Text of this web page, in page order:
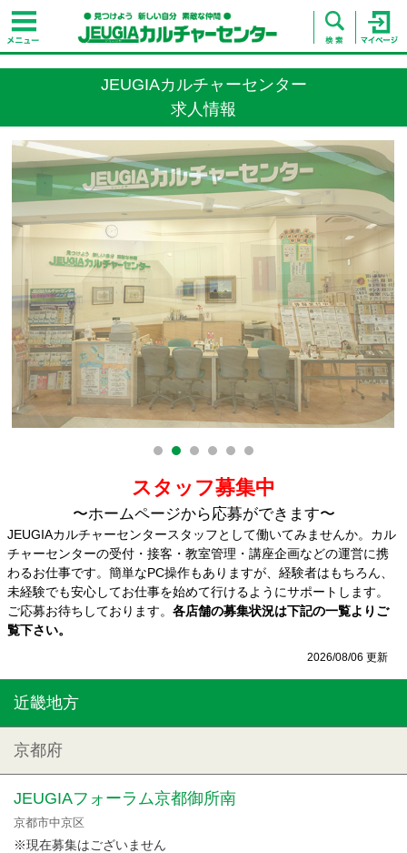
JEUGIAカルチャーセンター
求人情報
スタッフ募集中
〜ホームページから応募ができます〜
JEUGIAカルチャーセンタースタッフとして働いてみませんか。カル
チャーセンターの受付・接客・教室管理・講座企画などの運営に携
わるお仕事です。簡単なPC操作もありますが、経験者はもちろん、
未経験でも安心してお仕事を始めて行けるようにサポートします。
ご応募お待ちしております。 各店舗の募集状況は下記の一覧よりご
覧下さい。
2026/08/06 更新
近畿地方
京都府
京都市中京区
JEUGIAフォーラム京都御所南
※現在募集はございません